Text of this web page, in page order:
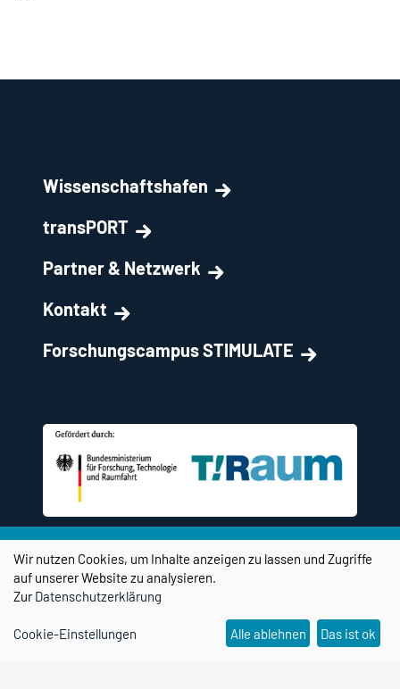
Wissenschaftshafen
transPORT
Partner & Netzwerk
Kontakt
Forschungscampus STIMULATE
Wir nutzen Cookies, um Inhalte anzeigen zu lassen und Zugriffe
auf unserer Website zu analysieren.
ZurDatenschutzerklärung
Cookie-Einstellungen Alle ablehnen Das ist ok